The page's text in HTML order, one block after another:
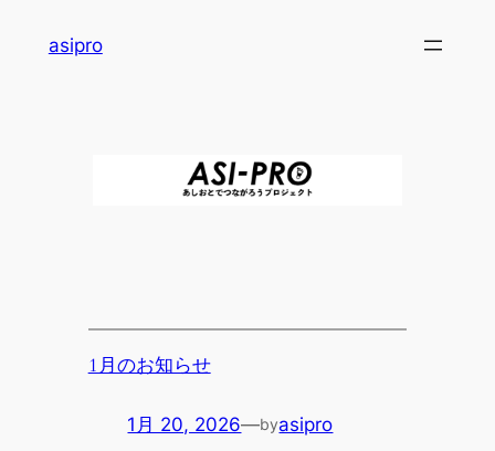
asipro
1月のお知らせ
1月 20, 2026—byasipro